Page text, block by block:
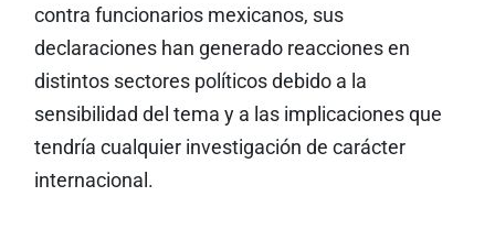
contra funcionarios mexicanos, sus
declaraciones han generado reacciones en
distintos sectores políticos debido a la
sensibilidad del tema y a las implicaciones que
tendría cualquier investigación de carácter
internacional.